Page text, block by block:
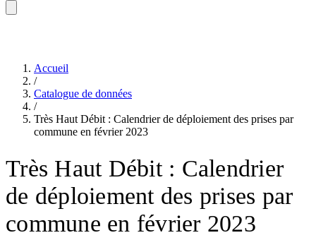
Accueil
/
Catalogue de données
/
Très Haut Débit : Calendrier de déploiement des prises par
commune en février 2023
Très Haut Débit : Calendrier
de déploiement des prises par
commune en février 2023